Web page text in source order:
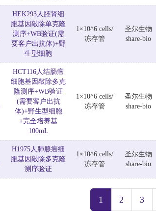
HEK293人胚肾细
胞基因敲除单克隆
测序+WB验证(需
要客户出抗体)+野
生型细胞
1×10^6 cells/
冻存管
圣尔生物
share-bio
HCT116人结肠癌
细胞基因敲除多克
隆测序+WB验证
(需要客户出抗
体)+野生型细胞
+完全培养基
100mL
1×10^6 cells/
冻存管
圣尔生物
share-bio
H1975人肺腺癌细
胞基因敲除多克隆
测序验证
1×10^6 cells/
冻存管
圣尔生物
share-bio
1 2 3